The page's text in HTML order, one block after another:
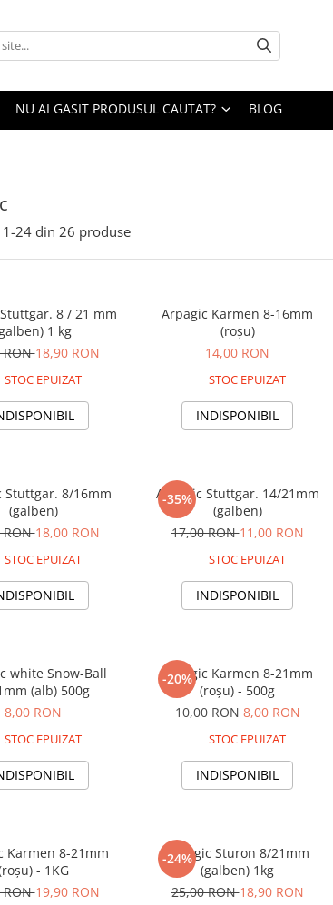
NU AI GASIT PRODUSUL CAUTAT? BLOG
1-24 din 26 produse
8 / 21 mm
1 kg
RON18,90 RON
STOC EPUIZAT
Arpagic Karmen 8-16mm
(roșu)
14,00 RON
STOC EPUIZAT
INDISPONIBIL
Stuttgar. 8/16mm
(galben)
RON18,00 RON
STOC EPUIZAT
-35%
Arpagic Stuttgar. 14/21mm
(galben)
17,00 RON11,00 RON
STOC EPUIZAT
INDISPONIBIL
white Snow-Ball
(alb) 500g
8,00 RON
STOC EPUIZAT
-20%
Arpagic Karmen 8-21mm
(roșu) - 500g
10,00 RON8,00 RON
STOC EPUIZAT
INDISPONIBIL
Karmen 8-21mm
- 1KG
RON19,90 RON
-24%
Arpagic Sturon 8/21mm
(galben) 1kg
25,00 RON18,90 RON